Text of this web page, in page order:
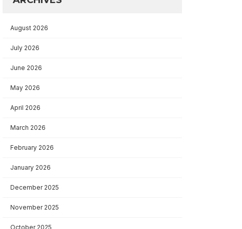
August 2026
July 2026
June 2026
May 2026
April 2026
March 2026
February 2026
January 2026
December 2025
November 2025
October 2025